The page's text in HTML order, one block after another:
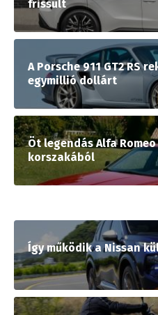
frissült
A Porsche 911 GT2 RS
egymillió dollárt
Öt legendás Alfa Romeo
korszakából
Így működik a Nissan